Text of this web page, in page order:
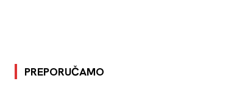
PREPORUČAMO